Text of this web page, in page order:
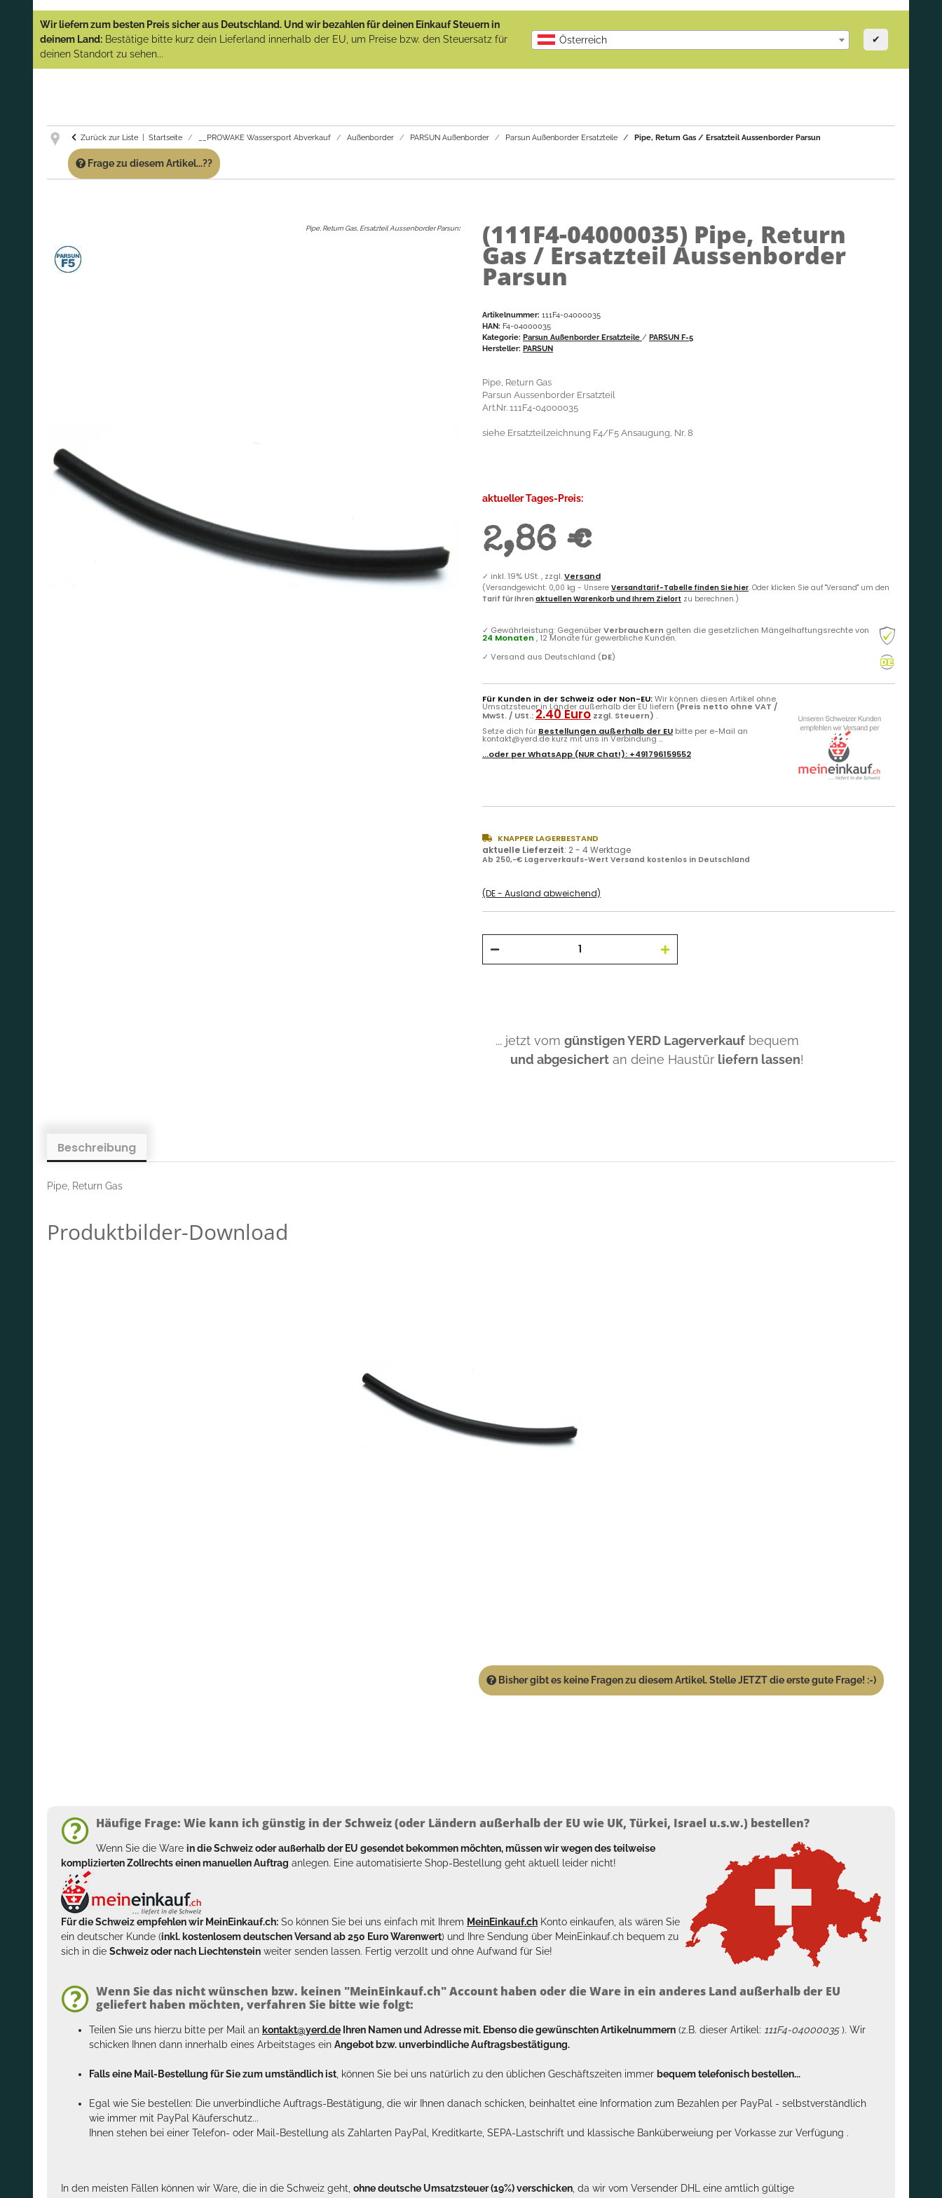
(Abverkauf)!
GARANTIE UND SERVICE:
Artikeln einfach an!
Wir liefern zum besten Preis sicher aus Deutschland. Und wir bezahlen für deinen Einkauf Steuern in
deinem Land: Bestätige bitte kurz dein Lieferland innerhalb der EU, um Preise bzw. den Steuersatz für
deinen Standort zu sehen...
Österreich ✔
Zurück zur Liste Startseite __PROWAKE Wassersport Abverkauf Außenborder PARSUN Außenborder Parsun Außenborder Ersatzteile Pipe, Return Gas / Ersatzteil Aussenborder Parsun
Frage zu diesem Artikel...??
Pipe, Return Gas, Ersatzteil Aussenborder Parsun: (111F4-04000035) Pipe, Return
Gas / Ersatzteil Aussenborder
Parsun
Artikelnummer: 111F4-04000035
HAN: F4-04000035
Kategorie: Parsun Außenborder Ersatzteile / PARSUN F-5
Hersteller: PARSUN
Pipe, Return Gas
Parsun Aussenborder Ersatzteil
Art.Nr. 111F4-04000035
siehe Ersatzteilzeichnung F4/F5 Ansaugung, Nr. 8
aktueller Tages-Preis:
2,86 €
✓ inkl. 19% USt. , zzgl.Versand
(Versandgewicht: 0,00 kg - Unsere Versandtarif-Tabelle finden Sie hier. Oder klicken Sie auf "Versand" um den
Tarif für Ihren aktuellen Warenkorb und Ihrem Zielort zu berechnen.)
✓ Gewährleistung: GegenüberVerbrauchern gelten die gesetzlichen Mängelhaftungsrechte von
24 Monaten , 12 Monate für gewerbliche Kunden.
✓ Versand aus Deutschland (DE)
Für Kunden in der Schweiz oder Non-EU:Wir können diesen Artikel ohne
Umsatzsteuer in Länder außerhalb der EU liefern (Preis netto ohne VAT /
MwSt. / USt.: 2.40 Euro zzgl. Steuern) .
Setze dich für Bestellungen außerhalb der EU bitte per e-Mail an
kontakt@yerd.de kurz mit uns in Verbindung ...
...oder perWhatsApp (NUR Chat!): +491796159552
KNAPPER LAGERBESTAND
aktuelle Lieferzeit: 2 - 4 Werktage
Ab 250,-€ Lagerverkaufs-Wert Versand kostenlos in Deutschland
(DE - Ausland abweichend)
... jetzt vom günstigen YERD Lagerverkauf bequem
und abgesichert an deine Haustür liefern lassen!
Beschreibung
Pipe, Return Gas
Produktbilder-Download
Bisher gibt es keine Fragen zu diesem Artikel. Stelle JETZT die erste gute Frage! :-)
Häufige Frage: Wie kann ich günstig in der Schweiz (oder Ländern außerhalb der EU wie UK, Türkei, Israel u.s.w.) bestellen?
Wenn Sie die Ware in die Schweiz oder außerhalb der EU gesendet bekommen möchten, müssen wir wegen des teilweise
komplizierten Zollrechts einen manuellen Auftrag anlegen. Eine automatisierte Shop-Bestellung geht aktuell leider nicht!
Für die Schweiz empfehlen wir MeinEinkauf.ch: So können Sie bei uns einfach mit Ihrem MeinEinkauf.ch Konto einkaufen, als wären Sie
ein deutscher Kunde (inkl. kostenlosem deutschen Versand ab 250 Euro Warenwert) und Ihre Sendung über MeinEinkauf.ch bequem zu
sich in die Schweiz oder nach Liechtenstein weiter senden lassen. Fertig verzollt und ohne Aufwand für Sie!
Wenn Sie das nicht wünschen bzw. keinen "MeinEinkauf.ch" Account haben oder die Ware in ein anderes Land außerhalb der EU
geliefert haben möchten, verfahren Sie bitte wie folgt:
Teilen Sie uns hierzu bitte per Mail an kontakt@yerd.de Ihren Namen und Adresse mit. Ebenso die gewünschten Artikelnummern (z.B. dieser Artikel: 111F4-04000035). Wir
schicken Ihnen dann innerhalb eines Arbeitstages ein Angebot bzw. unverbindliche Auftragsbestätigung.
Falls eine Mail-Bestellung für Sie zum umständlich ist , können Sie bei uns natürlich zu den üblichen Geschäftszeiten immer bequem telefonisch bestellen...
Egal wie Sie bestellen: Die unverbindliche Auftrags-Bestätigung, die wir Ihnen danach schicken, beinhaltet eine Information zum Bezahlen per PayPal - selbstverständlich
wie immer mit PayPal Käuferschutz...
Ihnen stehen bei einer Telefon- oder Mail-Bestellung als Zahlarten PayPal, Kreditkarte, SEPA-Lastschrift und klassische Banküberweiung per Vorkasse zur Verfügung .
In den meisten Fällen können wir Ware, die in die Schweiz geht, ohne deutsche Umsatzsteuer (19%) verschicken , da wir vom Versender DHL eine amtlich gültige